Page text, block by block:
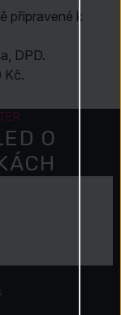
připravené k
DPD.
Kč.
O